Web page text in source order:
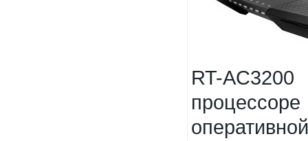
RT-
процессоре
оперативной